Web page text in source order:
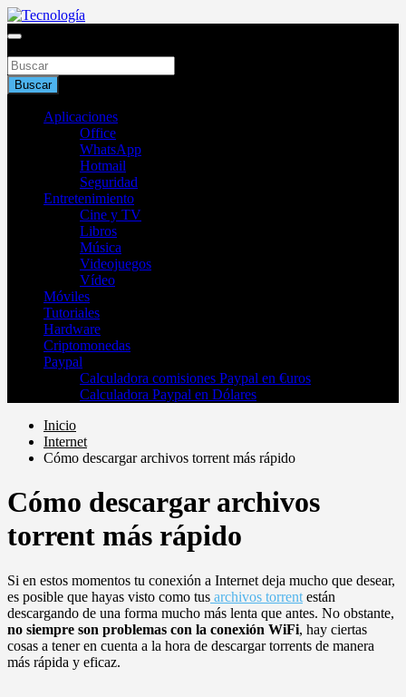
Saltar
al
Tecnología
Buscar
Aplicaciones
Office
WhatsApp
Hotmail
Seguridad
Entretenimiento
Cine y TV
Libros
Música
Videojuegos
Vídeo
Móviles
Tutoriales
Hardware
Criptomonedas
Paypal
Calculadora comisiones Paypal en €uros
Calculadora Paypal en Dólares
Inicio
Internet
Cómo descargar archivos torrent más rápido
Cómo descargar archivos
torrent más rápido
Si en estos momentos tu conexión a Internet deja mucho que desear,
es posible que hayas visto como tus archivos torrent están
descargando de una forma mucho más lenta que antes. No obstante,
no siempre son problemas con la conexión WiFi, hay ciertas
cosas a tener en cuenta a la hora de descargar torrents de manera
más rápida y eficaz.